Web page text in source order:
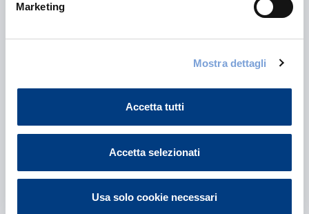
Marketing
Mostra dettagli
Accetta tutti
Accetta selezionati
Usa solo cookie necessari
Piano Individuale Pensionistico